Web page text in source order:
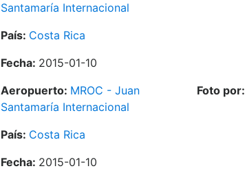
Santamaría Internacional
País: Costa Rica
Fecha: 2015-01-10
Aeropuerto: MROC - Juan
Santamaría Internacional
País: Costa Rica
Fecha: 2015-01-10
Foto por: